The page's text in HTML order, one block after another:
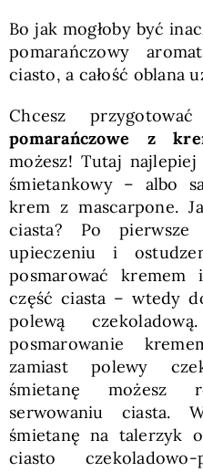
Bo jak mogłoby być
pomarańczowy
ciasto, a całość oblana
Chcesz
pomarańczowe z
możesz! Tutaj
śmietankowy – albo
krem z mascarpone.
ciasta? Po
upieczeniu i
posmarować
część ciasta – wtedy
polewą
posmarowanie
zamiast polewy
śmietanę możesz
serwowaniu ciasta.
śmietanę na talerzyk
ciasto czekoladowo-